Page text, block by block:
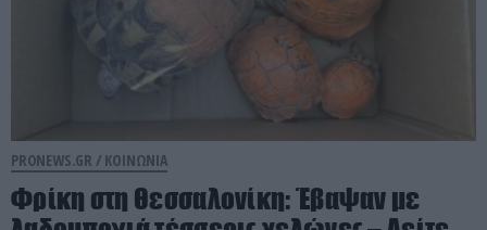
PRONEWS.GR / ΚΟΙΝΩΝΙΑ
Φρίκη στη Θεσσαλονίκη: Έβαψαν με